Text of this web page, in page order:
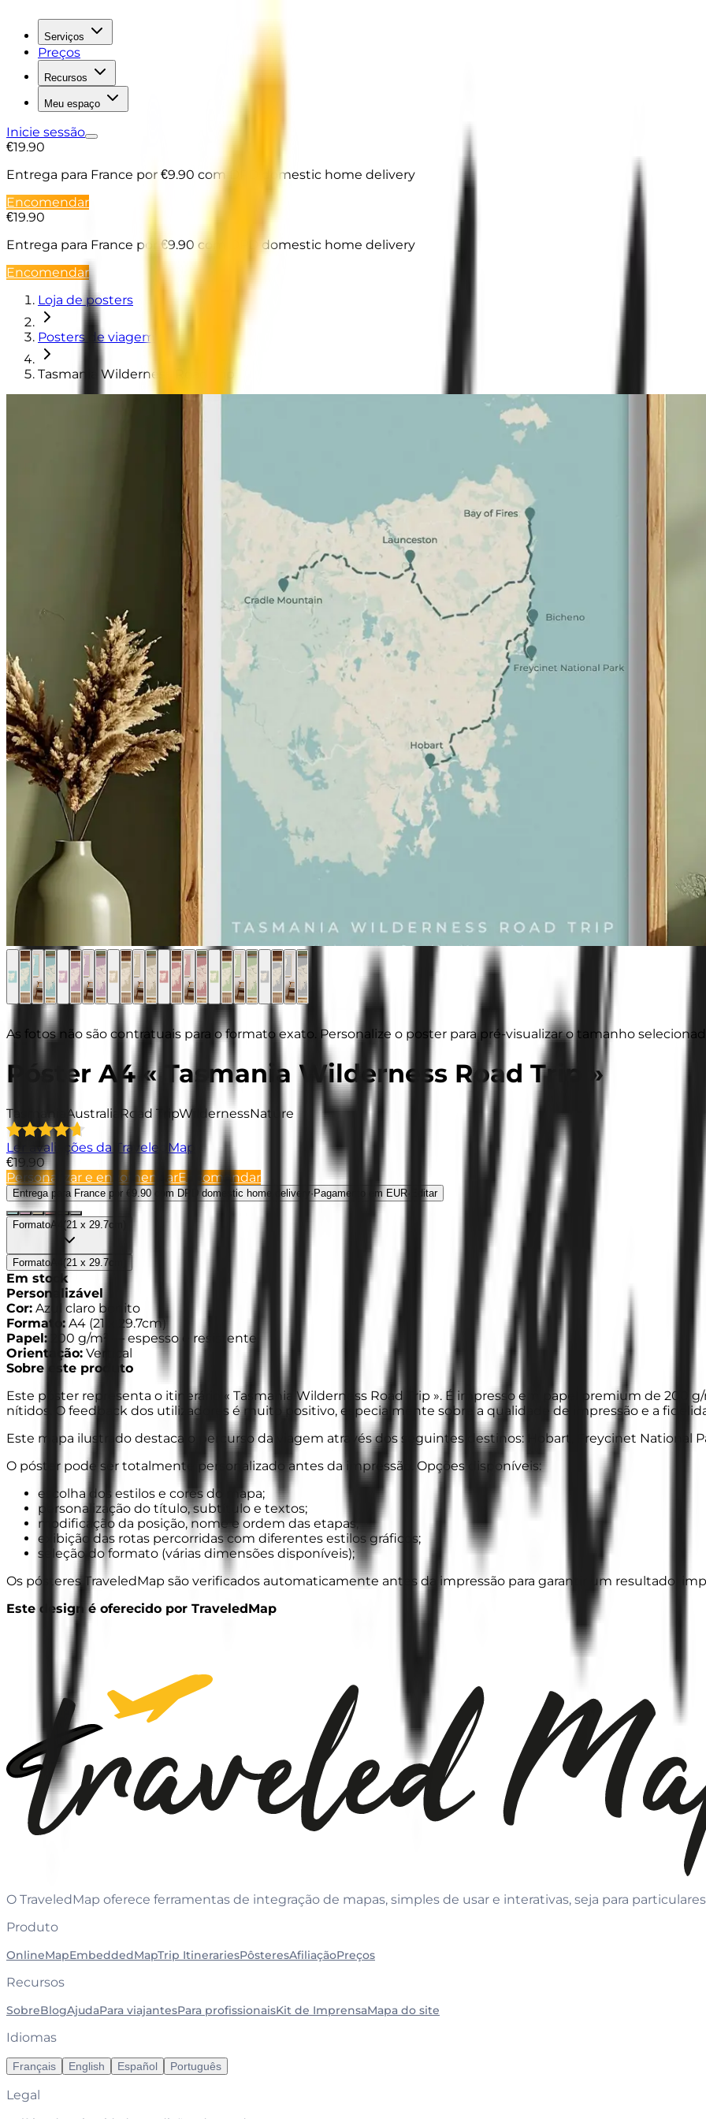
Serviços
Preços
Recursos
Meu espaço
Inicie sessão
€19.90
Entrega para France por €9.90 com DPD domestic home delivery
Encomendar
€19.90
Entrega para France por €9.90 com DPD domestic home delivery
Encomendar
Loja de posters
Posters de viagem
Tasmania Wilderness Road Trip
As fotos não são contratuais para o formato exato. Personalize o poster para pré-visualizar o tamanho
Póster A4 « Tasmania Wilderness Road Trip »
Tasmania Australia Road TripWildernessNature
Ler avaliações da TraveledMap
€19.90
Personalizar e encomendarEncomendar
Entrega para France por €9.90 com DPD domestic home delivery· Pagamento em EUR· Editar
FormatoA4 (21 x 29.7cm
FormatoA4 (21 x 29.7cm
Em stock
Personalizável
Cor: Azul claro bonito
Formato: A4 (21 x 29.7cm)
Papel: 200 g/m² —espesso e resistente
Orientação: Vertical
Sobre este produto
Este póster representa o itinerário « Tasmania Wilderness Road Trip ». É impresso em papel premium de 200
nítidos. O feedback dos utilizadores é muito positivo, especialmente sobre a qualidade de impressão e a
Este mapa ilustrado destaca o percurso da viagem através dos seguintes destinos: Hobart, Freycinet National
O póster pode ser totalmente personalizado antes da impressão. Opções disponíveis:
escolha dos estilos e cores do mapa;
personalização do título, subtítulo e textos;
modificação da posição, nome e ordem das etapas;
exibição das rotas percorridas com diferentes estilos gráficos;
seleção do formato (várias dimensões disponíveis);
Os pósteres TraveledMap são verificados automaticamente antes da impressão para garantir um resultado
Este design é oferecido por TraveledMap
O TraveledMap oferece ferramentas de integração de mapas, simples de usar e interativas, seja para
Produto
OnlineMapEmbeddedMapTrip ItinerariesPôsteresAfiliaçãoPreços
Recursos
SobreBlogAjudaPara viajantesPara profissionaisKit de ImprensaMapa do site
Idiomas
Français English Español Português
Legal